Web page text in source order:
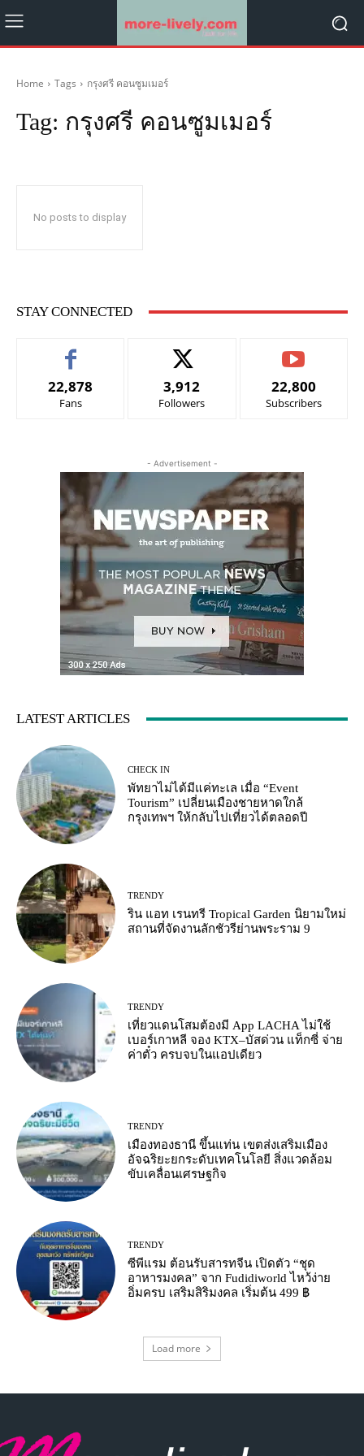
Home Tags กรุงศรี คอนซูมเมอร์
Tag: กรุงศรี คอนซูมเมอร์
No posts to display
STAY CONNECTED
22,878
Fans
3,912
Followers
22,800
Subscribers
- Advertisement -
LATEST ARTICLES
CHECK IN
พัทยาไม่ได้มีแค่ทะเล เมื่อ “Event
Tourism” เปลี่ยนเมืองชายหาดใกล้
กรุงเทพฯ ให้กลับไปเที่ยวได้ตลอดปี
TRENDY
ริน แอท เรนทรี Tropical Garden นิยามใหม่
สถานที่จัดงานลักชัวรีย่านพระราม 9
TRENDY
เที่ยวแดนโสมต้องมี App LACHA ไม่ใช้
เบอร์เกาหลี จอง KTX–บัสด่วน แท็กซี่ จ่าย
ค่าตั๋ว ครบจบในแอปเดียว
TRENDY
เมืองทองธานี ขึ้นแท่น เขตส่งเสริมเมือง
อัจฉริยะยกระดับเทคโนโลยี สิ่งแวดล้อม
ขับเคลื่อนเศรษฐกิจ
TRENDY
ซีพีแรม ต้อนรับสารทจีน เปิดตัว “ชุด
อาหารมงคล” จาก Fudidiworld ไหว้ง่าย
อิ่มครบ เสริมสิริมงคล เริ่มต้น 499 ฿
Load more